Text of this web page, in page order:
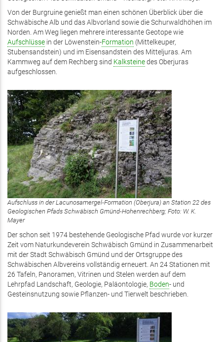
Von der Burgruine genießt man einen schönen Überblick über die
Schwäbische Alb und das Albvorland sowie die Schurwaldhöhen im
Norden. Am Weg liegen mehrere interessante Geotope wie
Aufschlüsse in der Löwenstein-Formation (Mittelkeuper,
Stubensandstein) und im Eisensandstein des Mitteljuras. Am
Kammweg auf dem Rechberg sind Kalksteinedes Oberjuras
aufgeschlossen.
Aufschluss in der Lacunosamergel-Formation (Oberjura) an Station 22 des
Geologischen Pfads Schwäbisch Gmünd-Hohenrechberg; Foto: W. K.
Mayer
Der schon seit 1974 bestehende Geologische Pfad wurde vor kurzer
Zeit vom Naturkundeverein Schwäbisch Gmünd in Zusammenarbeit
mit der Stadt Schwäbisch Gmünd und der Ortsgruppe des
Schwäbischen Albvereins vollständig erneuert. An 24 Stationen mit
26 Tafeln, Panoramen, Vitrinen und Stelen werden auf dem
Lehrpfad Landschaft, Geologie, Paläontologie, Boden- und
Gesteinsnutzung sowie Pflanzen- und Tierwelt beschrieben.